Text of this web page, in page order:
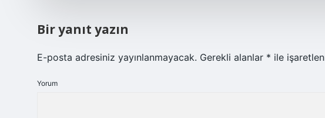
Bir yanıt yazın
E-posta adresiniz yayınlanmayacak. Gerekli alanlar * ile
Yorum